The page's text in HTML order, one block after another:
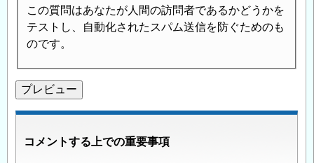
この質問はあなたが人間の訪問者であるかどうかを
テストし、自動化されたスパム送信を防ぐためのも
のです。
コメントする上での重要事項